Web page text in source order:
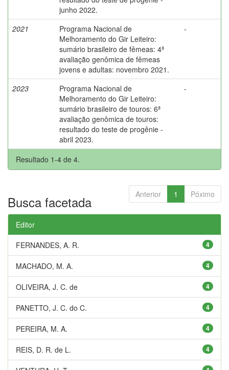
junho 2022.
2021
Programa Nacional de
Melhoramento do Gir Leiteiro:
sumário brasileiro de fêmeas: 4ª
avaliação genômica de fêmeas
jovens e adultas: novembro 2021.
-
2023
Programa Nacional de
Melhoramento do Gir Leiteiro:
sumário brasileiro de touros: 6ª
avaliação genômica de touros:
resultado do teste de progênie -
abril 2023.
-
Resultado 1-4 de 4.
Anterior 1 Póximo
Busca facetada
Editor
4
FERNANDES, A. R.
4
MACHADO, M. A.
4
OLIVEIRA, J. C. de
4
PANETTO, J. C. do C.
4
PEREIRA, M. A.
4
REIS, D. R. de L.